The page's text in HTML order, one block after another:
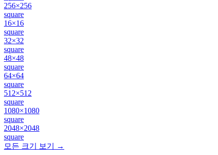
256×256
square
16×16
square
32×32
square
48×48
square
64×64
square
512×512
square
1080×1080
square
2048×2048
square
모든 크기 보기 →